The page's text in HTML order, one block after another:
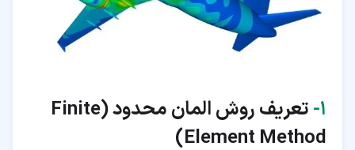
۱‏- تعریف روش المان محدود (Finite
Element Method
)